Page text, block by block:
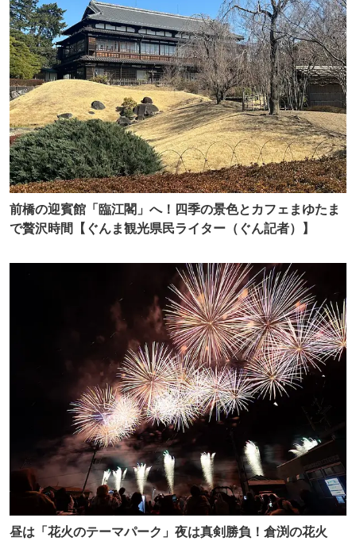
前橋の迎賓館「臨江閣」へ！四季の景色とカフェまゆたま
で贅沢時間【ぐんま観光県民ライター（ぐん記者）】
昼は「花火のテーマパーク」夜は真剣勝負！倉渕の花火